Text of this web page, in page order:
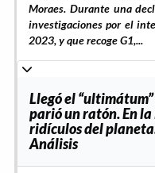
Moraes. Durante una
investigaciones por el
2023, y que recoge G1,...
Llegó el
parió un ratón. En la
ridículos del
Análisis